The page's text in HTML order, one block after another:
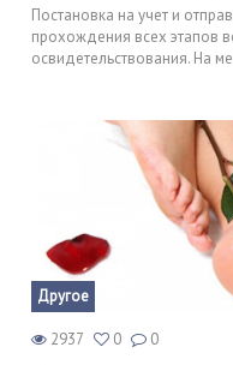
Постановка на учет и
прохождения всех этапов
освидетельствования. На
Другое
2937 0 0